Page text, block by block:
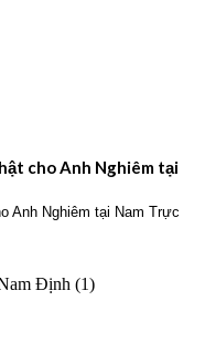
cho Anh Nghiêm tại
Anh Nghiêm tại Nam Trực